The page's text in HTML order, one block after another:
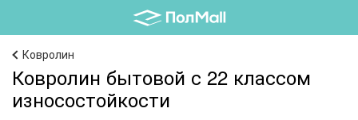
Ковролин
Ковролин бытовой с 22 классом
износостойкости